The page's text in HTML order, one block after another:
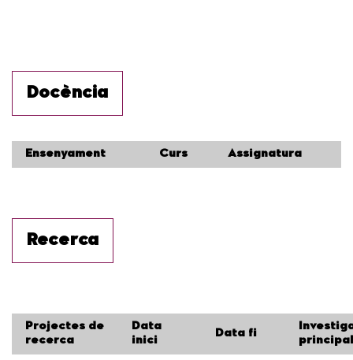
Docència
Ensenyament Curs Assignatura
Recerca
Projectes de
recerca
Data
inici
Data fi